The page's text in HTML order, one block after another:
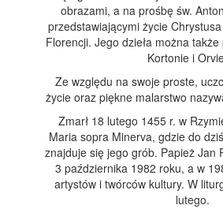
obrazami, a na prośbę św.
przedstawiającymi życie
Florencji. Jego dzieła można
Kortonie i
Ze względu na swoje proste,
życie oraz piękne malarstwo
Zmarł 18 lutego 1455 r. w
Maria sopra Minerva, gdzie do
znajduje się jego grób. Papież Jan
3 października 1982 roku, a w
artystów i twórców kultury. W
lutego.